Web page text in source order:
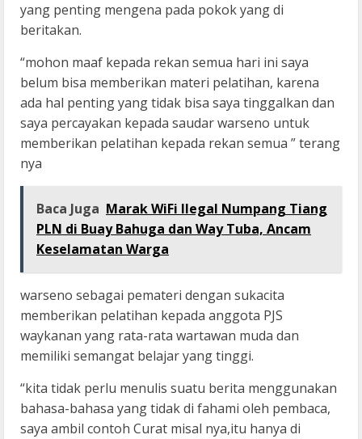
yang penting mengena pada pokok yang di
beritakan.
“mohon maaf kepada rekan semua hari ini saya
belum bisa memberikan materi pelatihan, karena
ada hal penting yang tidak bisa saya tinggalkan dan
saya percayakan kepada saudar warseno untuk
memberikan pelatihan kepada rekan semua ” terang
nya
Baca Juga Marak WiFi Ilegal Numpang Tiang
PLN di Buay Bahuga dan Way Tuba, Ancam
Keselamatan Warga
warseno sebagai pemateri dengan sukacita
memberikan pelatihan kepada anggota PJS
waykanan yang rata-rata wartawan muda dan
memiliki semangat belajar yang tinggi.
“kita tidak perlu menulis suatu berita menggunakan
bahasa-bahasa yang tidak di fahami oleh pembaca,
saya ambil contoh Curat misal nya,itu hanya di